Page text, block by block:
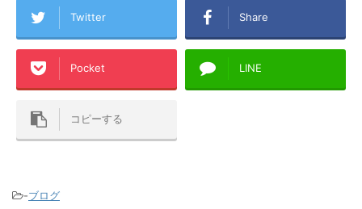
Twitter Share
Pocket LINE
コピーする
-ブログ